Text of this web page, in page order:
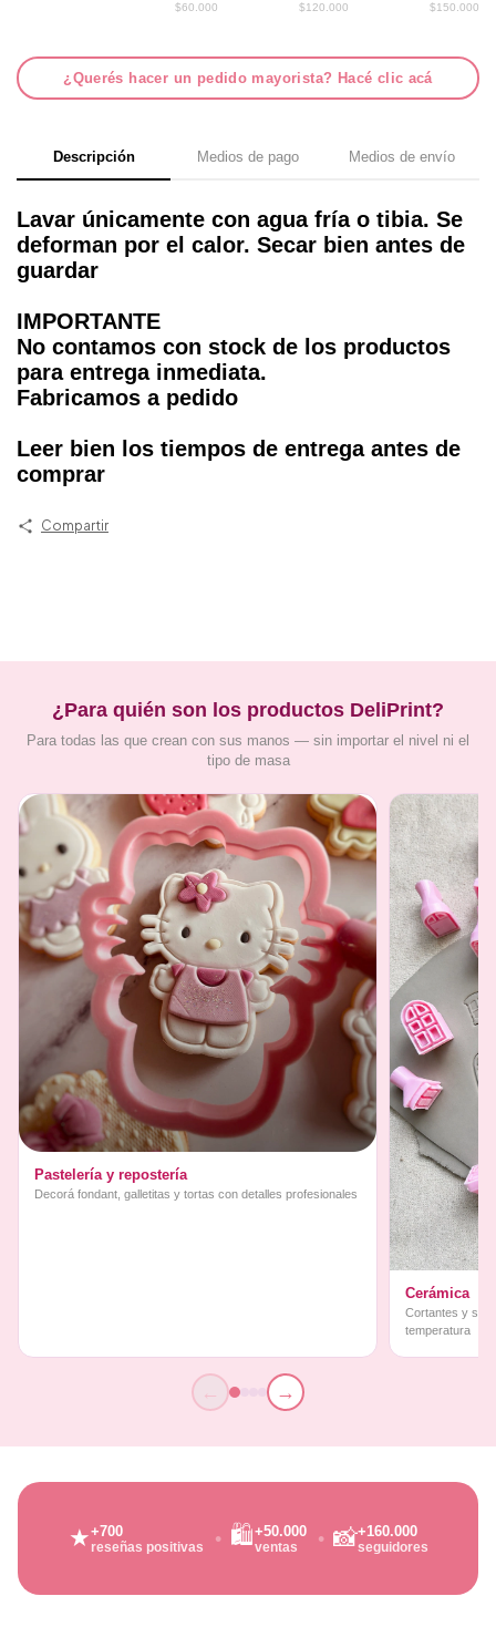
$60.000 $120.000 $150.000
¿Querés hacer un pedido mayorista? Hacé clic acá
Descripción Medios de pago Medios de envío
Lavar únicamente con agua fría o tibia. Se
deforman por el calor. Secar bien antes de
guardar
IMPORTANTE
No contamos con stock de los productos
para entrega inmediata.
Fabricamos a pedido
Leer bien los tiempos de entrega antes de
comprar
Compartir
¿Para quién son los productos DeliPrint?
Para todas las que crean con sus manos — sin importar el nivel ni el
tipo de masa
Pastelería y repostería
Decorá fondant, galletitas y tortas con detalles profesionales
Cerámica
Cortantes y
temperatura
← →
★+700
reseñas positivas 🛍️+50.000
ventas 📸+160.000
seguidores